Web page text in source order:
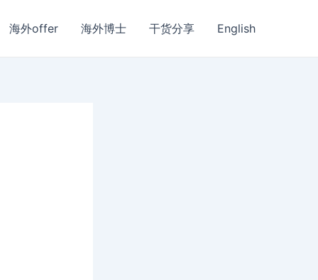
海外offer 海外博士 干货分享 English